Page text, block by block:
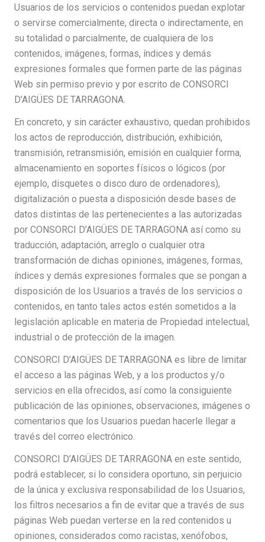
Usuarios de los servicios o contenidos puedan explotar
o servirse comercialmente, directa o indirectamente, en
su totalidad o parcialmente, de cualquiera de los
contenidos, imágenes, formas, índices y demás
expresiones formales que formen parte de las páginas
Web sin permiso previo y por escrito de CONSORCI
D’AIGÜES DE TARRAGONA.
En concreto, y sin carácter exhaustivo, quedan prohibidos
los actos de reproducción, distribución, exhibición,
transmisión, retransmisión, emisión en cualquier forma,
almacenamiento en soportes físicos o lógicos (por
ejemplo, disquetes o disco duro de ordenadores),
digitalización o puesta a disposición desde bases de
datos distintas de las pertenecientes a las autorizadas
por CONSORCI D’AIGÜES DE TARRAGONA así como su
traducción, adaptación, arreglo o cualquier otra
transformación de dichas opiniones, imágenes, formas,
índices y demás expresiones formales que se pongan a
disposición de los Usuarios a través de los servicios o
contenidos, en tanto tales actos estén sometidos a la
legislación aplicable en materia de Propiedad intelectual,
industrial o de protección de la imagen.
CONSORCI D’AIGÜES DE TARRAGONA es libre de limitar
el acceso a las páginas Web, y a los productos y/o
servicios en ella ofrecidos, así como la consiguiente
publicación de las opiniones, observaciones, imágenes o
comentarios que los Usuarios puedan hacerle llegar a
través del correo electrónico.
CONSORCI D’AIGÜES DE TARRAGONA en este sentido,
podrá establecer, si lo considera oportuno, sin perjuicio
de la única y exclusiva responsabilidad de los Usuarios,
los filtros necesarios a fin de evitar que a través de sus
páginas Web puedan verterse en la red contenidos u
opiniones, considerados como racistas, xenófobos,